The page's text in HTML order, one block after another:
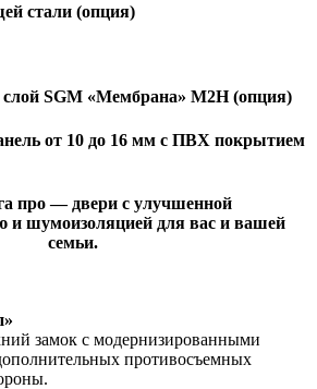
стали (опция)
слой SGM «Мембрана» М2Н (опция)
от 10 до 16 мм с ПВХ покрытием
про — двери с улучшенной
и шумоизоляцией для вас и вашей
семьи.
замок с модернизированными
противосъемных